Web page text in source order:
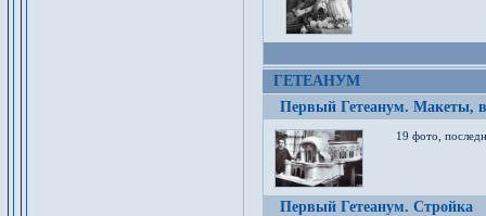
ГЕТЕАНУМ
Первый Гетеанум. Макеты,
19 фото,
Первый Гетеанум. Стройка